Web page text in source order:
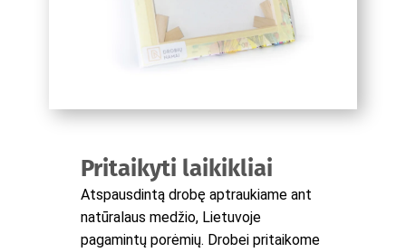
Pritaikyti laikikliai
Atspausdintą drobę aptraukiame ant
natūralaus medžio, Lietuvoje
pagamintų porėmių. Drobei pritaikome